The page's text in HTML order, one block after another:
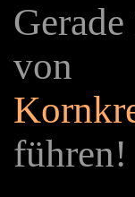
von
führen!